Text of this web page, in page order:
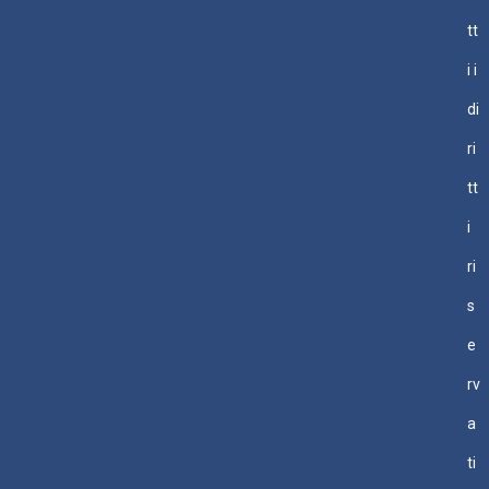
tt
i i
di
ri
tt
i
ri
s
e
rv
a
ti